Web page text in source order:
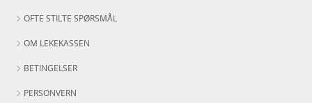
OFTE STILTE SPØRSMÅL
OM LEKEKASSEN
BETINGELSER
PERSONVERN